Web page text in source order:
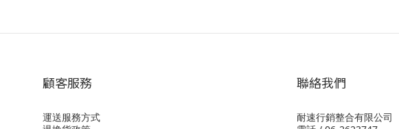
顧客服務
運送服務方式
聯絡我們
耐速行銷整合有限公司